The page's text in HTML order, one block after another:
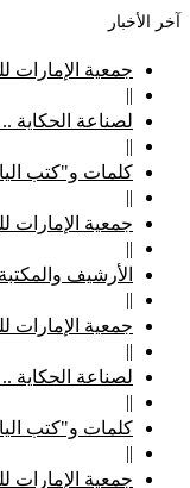
آخر الأخبار
جمعية الإمارات
||
لصناعة الحكاية
||
كلمات و"كتب اليافعين" تهديان 350
||
جمعية الإمارات
||
الأرشيف
||
جمعية الإمارات
||
لصناعة الحكاية
||
كلمات و"كتب اليافعين" تهديان 350
||
جمعية الإمارات